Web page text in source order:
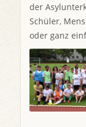
der
Schüler,
oder ganz